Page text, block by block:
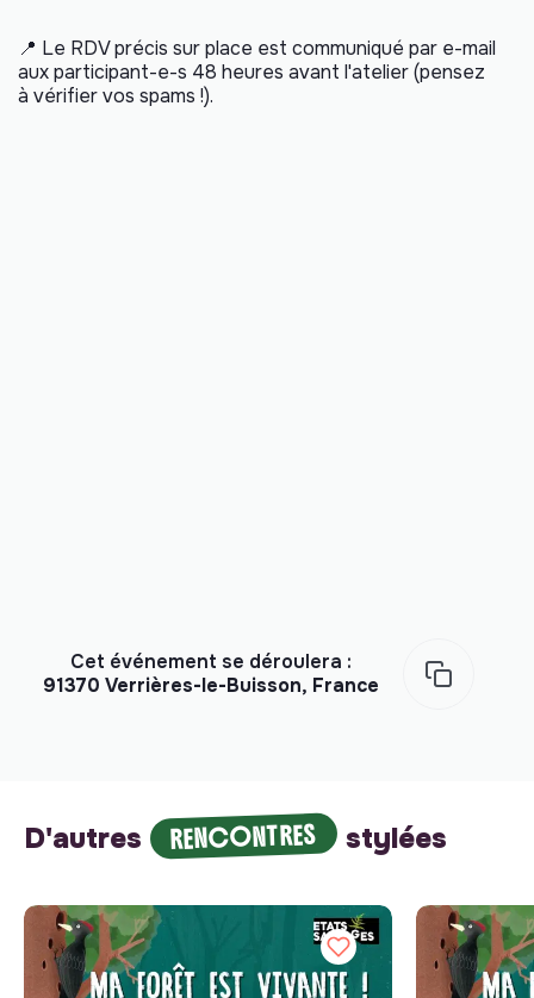
📍 Le RDV précis sur place est communiqué par e-mail
aux participant-e-s 48 heures avant l'atelier (pensez
à vérifier vos spams !).
Cet événement se déroulera :
91370 Verrières-le-Buisson, France
D'autres RENCONTRES stylées